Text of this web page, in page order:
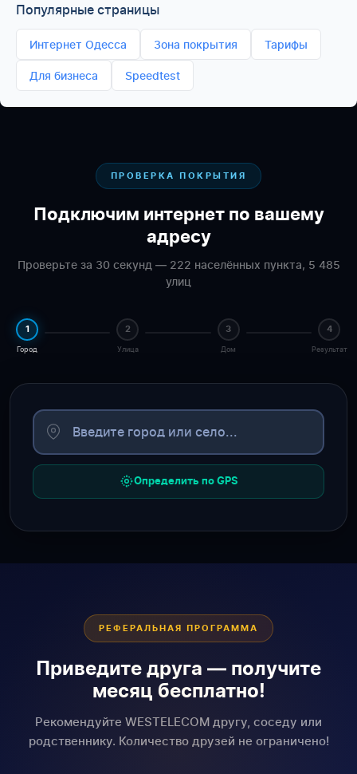
Популярные страницы
Интернет Одесса Зона покрытия Тарифы
Для бизнеса Speedtest
ПРОВЕРКА ПОКРЫТИЯ
Подключим интернет по вашему
адресу
Проверьте за 30 секунд — 222 населённых пункта, 5 485
улиц
1
Город
2
Улица
3
Дом
4
Результат
Определить по GPS
РЕФЕРАЛЬНАЯ ПРОГРАММА
Приведите друга — получите
месяц бесплатно!
Рекомендуйте WESTELECOM другу, соседу или
родственнику. Количество друзей не ограничено!